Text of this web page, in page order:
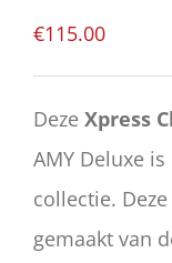
€115.00
Deze Xpress
AMY Deluxe
collectie.
gemaakt van